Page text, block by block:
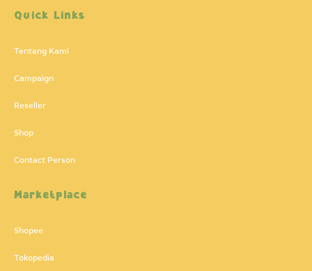
Quick Links
Tentang Kami
Campaign
Reseller
Shop
Contact Person
Marketplace
Shopee
Tokopedia